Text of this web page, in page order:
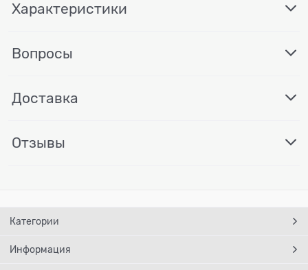
Характеристики
Вопросы
Доставка
Отзывы
Категории
Информация